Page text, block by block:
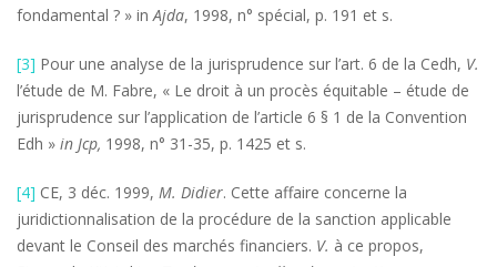
fondamental ? » inAjda, 1998, n° spécial, p. 191 et s.
[3] Pour une analyse de la jurisprudence sur l’art. 6 de la Cedh, V.
l’étude de M. Fabre, « Le droit à un procès équitable – étude de
jurisprudence sur l’application de l’article 6 § 1 de la Convention
Edh » in Jcp, 1998, n° 31-35, p. 1425 et s.
[4] CE, 3 déc. 1999, M. Didier. Cette affaire concerne la
juridictionnalisation de la procédure de la sanction applicable
devant le Conseil des marchés financiers. V. à ce propos,